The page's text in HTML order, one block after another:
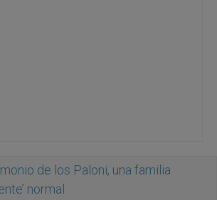
de los Paloni, una familia
normal